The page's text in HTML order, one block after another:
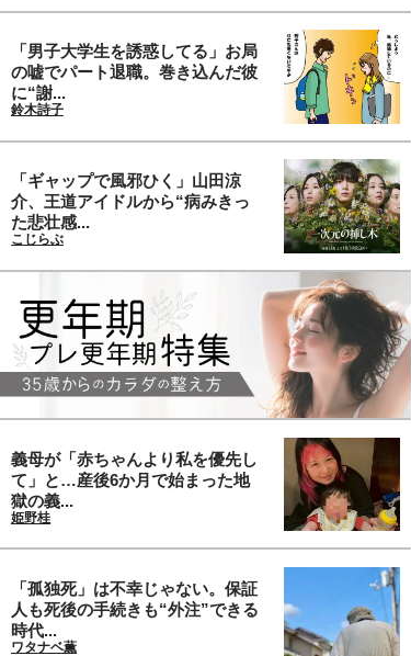
「男子大学生を誘惑してる」お局
の嘘でパート退職。巻き込んだ彼
に“謝...
鈴木詩子
「ギャップで風邪ひく」山田涼
介、王道アイドルから“病みきっ
た悲壮感...
こじらぶ
義母が「赤ちゃんより私を優先し
て」と…産後6か月で始まった地
獄の義...
姫野桂
「孤独死」は不幸じゃない。保証
人も死後の手続きも“外注”できる
時代...
ワタナベ薫